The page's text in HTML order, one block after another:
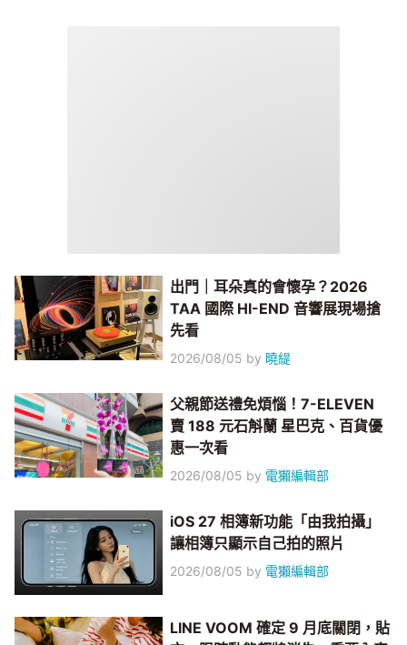
出門｜耳朵真的會懷孕？2026
TAA 國際 HI-END 音響展現場搶
先看
2026/08/05 by 曉緹
父親節送禮免煩惱！7-ELEVEN
賣 188 元石斛蘭 星巴克、百貨優
惠一次看
2026/08/05 by 電獺編輯部
iOS 27 相簿新功能「由我拍攝」
讓相簿只顯示自己拍的照片
2026/08/05 by 電獺編輯部
LINE VOOM 確定 9 月底關閉，貼